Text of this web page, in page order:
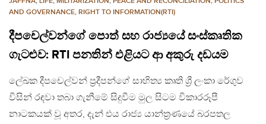
AND GOVERNANCE, RIGHT TO INFORMATION(RTI)
දීපචෙල්වන්ගේ පොත් සහ රාජ්‍යයේ සංස්කෘතික
ගැටළුව: RTI පනතින් එළියට ආ අකුරු දඩයම
ලේඛක දීපචෙල්වන් ප්‍රදීපන්ගේ සාහිත්‍ය කෘති ශ්‍රී ලංකා රේගුව
විසින් රඳවා තබා ගැනීමේ සිදුවීම මුල සිටම විකාරරූපී
නාටකයක් වූ අතර, දැන් එය රාජ්‍ය යාන්ත්‍රණයේ බරපතල